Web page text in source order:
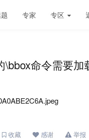
专家 专区
命令需要加
收藏 感谢 举报